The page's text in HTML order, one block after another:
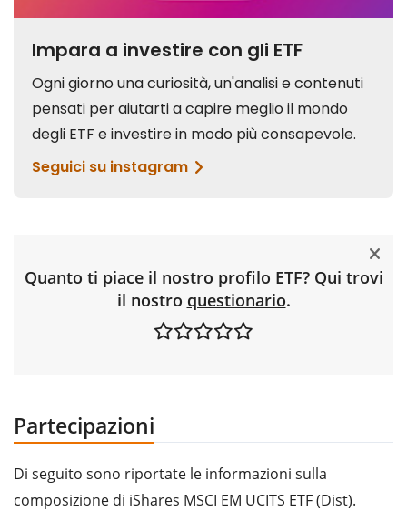
Quanto ti piace il nostro profilo ETF? Qui trovi
il nostro questionario.
Partecipazioni
Di seguito sono riportate le informazioni sulla
composizione di iShares MSCI EM UCITS ETF (Dist).